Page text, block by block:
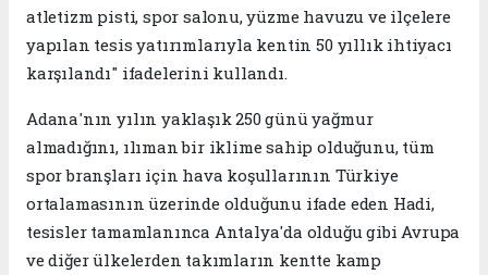
atletizm pisti, spor salonu, yüzme havuzu ve ilçelere
yapılan tesis yatırımlarıyla kentin 50 yıllık ihtiyacı
karşılandı" ifadelerini kullandı.
Adana'nın yılın yaklaşık 250 günü yağmur
almadığını, ılıman bir iklime sahip olduğunu, tüm
spor branşları için hava koşullarının Türkiye
ortalamasının üzerinde olduğunu ifade eden Hadi,
tesisler tamamlanınca Antalya'da olduğu gibi Avrupa
ve diğer ülkelerden takımların kentte kamp